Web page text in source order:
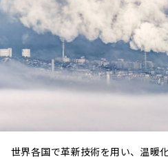
世界各国で革新技術を用い、温暖